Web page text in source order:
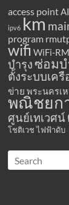
access pointAI
ipv6 km
program
wifi WiFi-
บำรุง ซ่อมบ
ตั้งระบบเค
ข่าย พระนครเ
พณิชยก
ศูนย์เทเวศน์
โชติเวช ไฟฟ้าดับ